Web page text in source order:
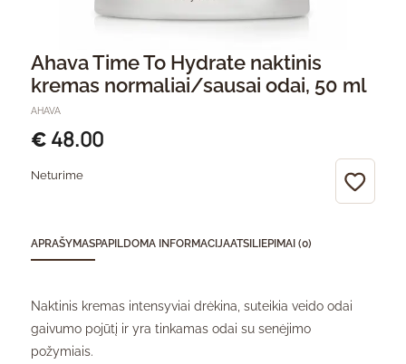
Ahava Time To Hydrate naktinis
kremas normaliai/sausai odai, 50 ml
AHAVA
€ 48.00
Neturime
APRAŠYMASPAPILDOMA INFORMACIJAATSILIEPIMAI (0)
Naktinis kremas intensyviai drėkina, suteikia veido odai
gaivumo pojūtį ir yra tinkamas odai su senėjimo
požymiais.